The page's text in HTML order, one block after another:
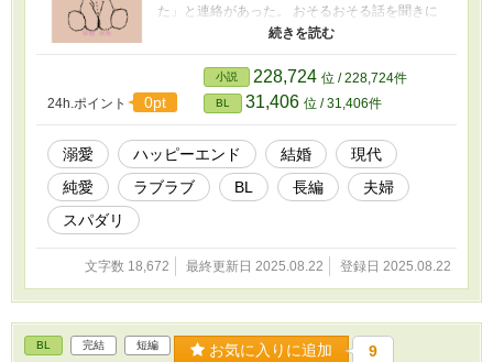
た」と連絡があった。 おそるおそる話を聞きに
行くと、とんでもない提案をされる。 「え!?
る!?」 了承すれば衣食住が保障されると知り、
絵留は生活のために結婚を決意する。 初めて会
ったお相手の暁（あきら）は、10歳年上で、立
派な洋館に住むお金持ちだ。 そのうえ、超イケ
メンのスパダリで、ドジっ子の絵留が色々やら
かしても怒らず、信じられないくらい良い人だ
った。 「俺は絵留となら、一緒に暮らしていけ
パダリ×ドジっ子の 出会い～入籍までの3日間を
描いた、メルヘンチック・シンデレラストーリ
ー！ ＜注意書き＞ ※恋愛・結婚に性別は関係な
い世界です。 ・まだ推敲途中のため、誤字脱
字・矛盾などあるかもしれません。 ・Hシーン
は一部カットしてます。バニラ○ックス（だけど
24h.ポイント 0pt
小説 228,724 位 / 228,724件
BL 31,406 位 / 31,406件
溺愛 ハッピーエンド 結婚
現代
純愛
ラブラブ BL 長編
夫婦
スパダリ
文字数 18,672 最終更新日 2025.08.22 登録日 2025.08.22
BL 完結 短編 お気に入りに追加 9